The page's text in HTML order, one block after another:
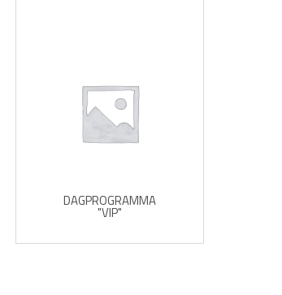
DAGPROGRAMMA
"VIP"